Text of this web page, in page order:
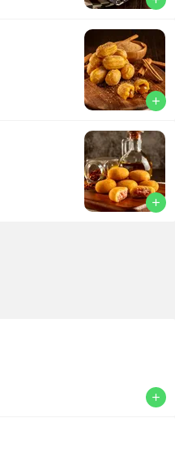
add
add
add